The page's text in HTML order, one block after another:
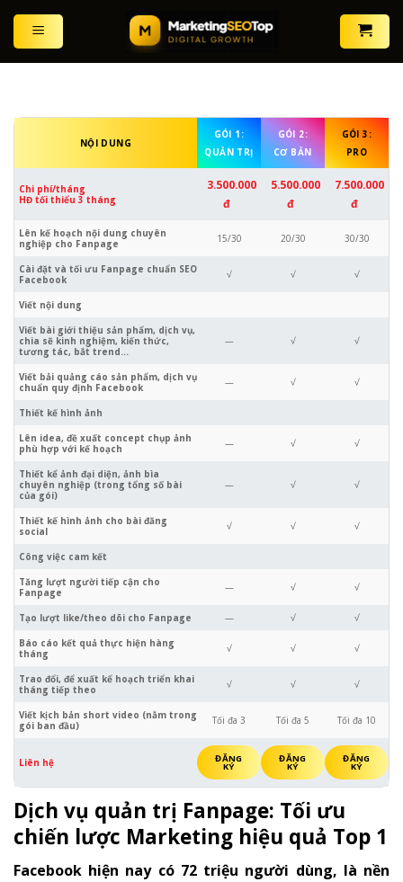
Skip
content
NỘI DUNG
GÓI 1:
QUẢN TRỊ
GÓI 2:
CƠ BẢN
GÓI 3:
PRO
Chi phí/tháng
HĐ tối thiểu 3 tháng
3.500.000
đ
5.500.000
đ
7.500.000
đ
Lên kế hoạch nội dung chuyên
nghiệp cho Fanpage
15/30 20/30 30/30
Cài đặt và tối ưu Fanpage chuẩn SEO
Facebook
√ √ √
Viết nội dung
Viết bài giới thiệu sản phẩm, dịch vụ,
chia sẽ kinh nghiệm, kiến thức,
tương tác, bắt trend…
— √ √
Viết bải quảng cáo sản phẩm, dịch vụ
chuẩn quy định Facebook
— √ √
Thiết kế hình ảnh
Lên idea, đề xuất concept chụp ảnh
phù hợp với kế hoạch
— √ √
Thiết kể ảnh đại diện, ảnh bìa
chuyên nghiệp (trong tổng số bài
của gói)
— √ √
Thiết kế hình ảnh cho bài đăng
social
√ √ √
Công việc cam kết
Tăng lượt người tiếp cận cho
Fanpage
— √ √
Tạo lượt like/theo dõi cho Fanpage — √
√
Báo cáo kết quả thực hiện hàng
tháng
√ √ √
Trao đổi, để xuất kể hoạch triển khai
tháng tiếp theo
√ √ √
Viết kịch bản short video (nằm trong
gói ban đầu)
Tối đa 3 Tối đa 5 Tối đa 10
Liên hệ ĐĂNG
KÝ
ĐĂNG
KÝ
ĐĂNG
KÝ
Dịch vụ quản trị Fanpage: Tối ưu
chiến lược Marketing hiệu quả Top 1
Facebook hiện nay có 72 triệu người dùng, là nền